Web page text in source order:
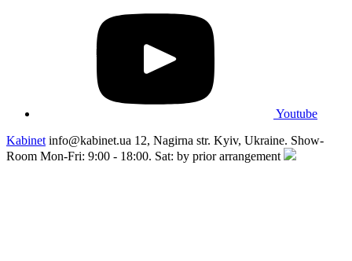
Youtube
Kabinet info@kabinet.ua 12, Nagirna str. Kyiv, Ukraine. Show-
Room Mon-Fri: 9:00 - 18:00. Sat: by prior arrangement